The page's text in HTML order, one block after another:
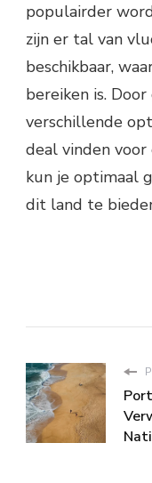
populairder
zijn er tal van
beschikbaar,
bereiken is.
verschillende
deal vinden
kun je optimaal
dit land te